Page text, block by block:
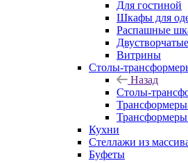
Для гостиной
Шкафы для
Распашные
Витрины
Столы-
Назад
Столы-
Кухни
Стеллажи из
Буфеты